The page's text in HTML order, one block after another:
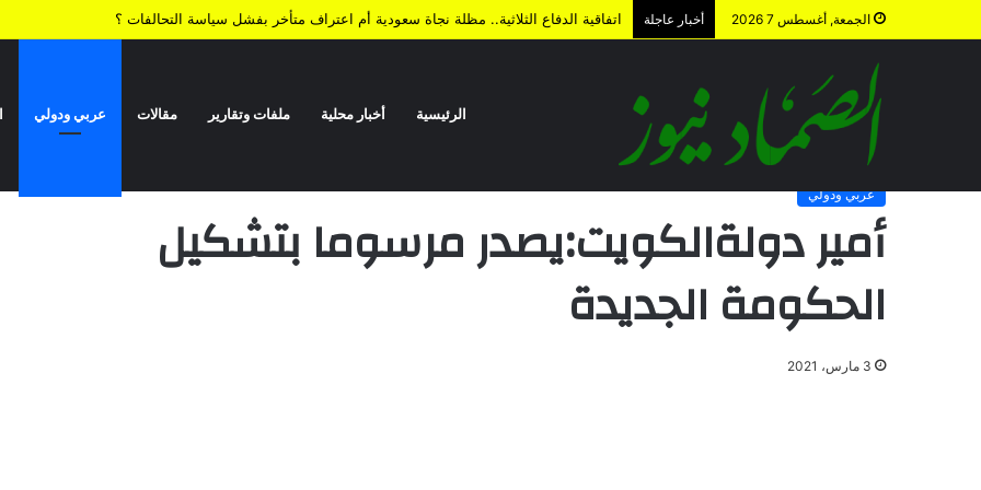
الجمعة, أغسطس 7 2026 أخبار عاجلة اتفاقية الدفاع الثلاثية.. مظلة نجاة سعودية أم اعتراف متأخر بفشل سياسة التحالفات ؟
الرئيسية أخبار محلية ملفات وتقارير مقالات عربي ودولي
الرئيسية /عربي ودولي أمير دولةالكويت:يصدر مرسوما بتشكيل الحكومة الجديدة
عربي ودولي
أمير دولةالكويت:يصدر مرسوما بتشكيل
الحكومة الجديدة
3 مارس، 2021